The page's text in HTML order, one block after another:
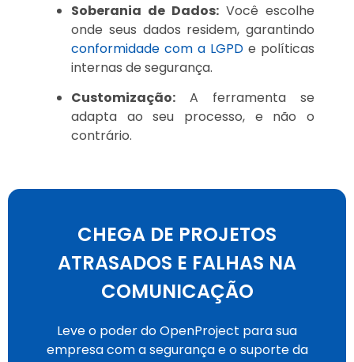
Soberania de Dados: Você escolhe
onde seus dados residem, garantindo
conformidade com a LGPD e políticas
internas de segurança.
Customização: A ferramenta se
adapta ao seu processo, e não o
contrário.
CHEGA DE PROJETOS
ATRASADOS E FALHAS NA
COMUNICAÇÃO
Leve o poder do OpenProject para sua
empresa com a segurança e o suporte da